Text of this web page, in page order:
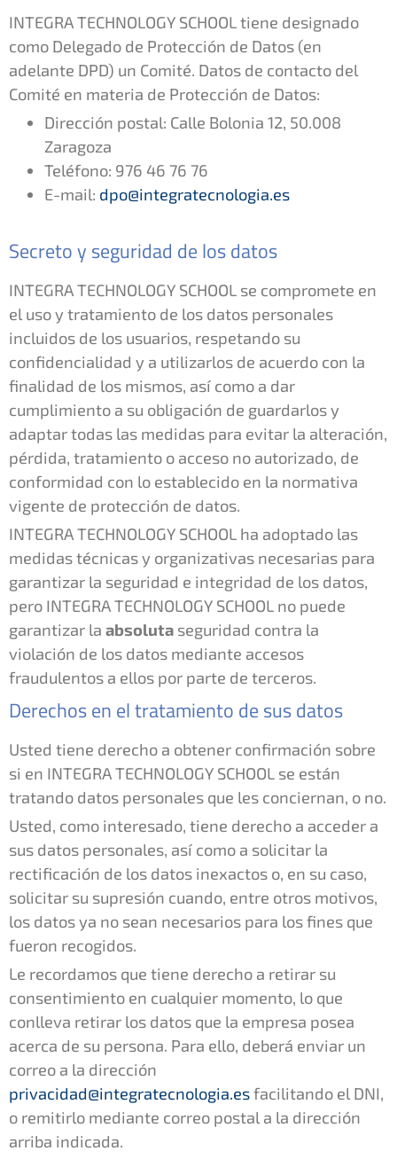
INTEGRA TECHNOLOGY SCHOOL tiene designado
como Delegado de Protección de Datos (en
adelante DPD) un Comité. Datos de contacto del
Comité en materia de Protección de Datos:
Dirección postal: Calle Bolonia 12, 50.008
Zaragoza
Teléfono: 976 46 76 76
E-mail: dpo@integratecnologia.es
Secreto y seguridad de los datos
INTEGRA TECHNOLOGY SCHOOL se compromete en
el uso y tratamiento de los datos personales
incluidos de los usuarios, respetando su
confidencialidad y a utilizarlos de acuerdo con la
finalidad de los mismos, así como a dar
cumplimiento a su obligación de guardarlos y
adaptar todas las medidas para evitar la alteración,
pérdida, tratamiento o acceso no autorizado, de
conformidad con lo establecido en la normativa
vigente de protección de datos.
INTEGRA TECHNOLOGY SCHOOL ha adoptado las
medidas técnicas y organizativas necesarias para
garantizar la seguridad e integridad de los datos,
pero INTEGRA TECHNOLOGY SCHOOL no puede
garantizar la absoluta seguridad contra la
violación de los datos mediante accesos
fraudulentos a ellos por parte de terceros.
Derechos en el tratamiento de sus datos
Usted tiene derecho a obtener confirmación sobre
si en INTEGRA TECHNOLOGY SCHOOL se están
tratando datos personales que les conciernan, o no.
Usted, como interesado, tiene derecho a acceder a
sus datos personales, así como a solicitar la
rectificación de los datos inexactos o, en su caso,
solicitar su supresión cuando, entre otros motivos,
los datos ya no sean necesarios para los fines que
fueron recogidos.
Le recordamos que tiene derecho a retirar su
consentimiento en cualquier momento, lo que
conlleva retirar los datos que la empresa posea
acerca de su persona. Para ello, deberá enviar un
correo a la dirección
privacidad@integratecnologia.esfacilitando el DNI,
o remitirlo mediante correo postal a la dirección
arriba indicada.